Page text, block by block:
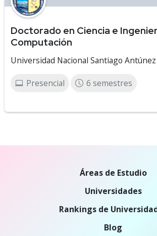
Doctorado en Ciencia e
Computación
Universidad Nacional Santiago
Presencial 6 semestres
Áreas de Estudio
Universidades
Rankings de
Blog